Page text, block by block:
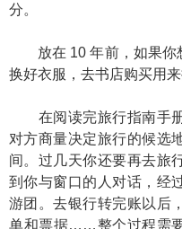
分。
放在 10 年前，如果你
换好衣服，去书店购买用
在阅读完旅行指南手册
对方商量决定旅行的候选
间。过几天你还要再去旅
到你与窗口的人对话，经
游团。去银行转完账以后
单和票据……整个过程需